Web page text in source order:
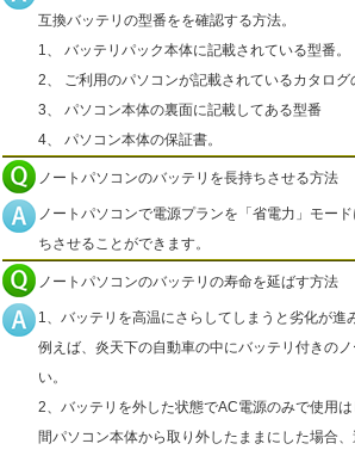
互換バッテリの型番をを確認する方法。
1、 バッテリパック本体に記載されている型番。
2、 ご利用のパソコンが記載されているカタログ
3、 パソコン本体の裏面に記載してある型番
4、 パソコン本体の保証書。
ノートパソコンのバッテリを長持ちさせる方法
ノートパソコンで電源プランを「省電力」モー
ちさせることができます。
ノートパソコンのバッテリの寿命を延ばす方法
1、バッテリを高温にさらしてしまうと劣化が進
例えば、炎天下の自動車の中にバッテリ付きの
い。
2、バッテリを外した状態でAC電源のみで使用
間パソコン本体から取り外したままにした場合